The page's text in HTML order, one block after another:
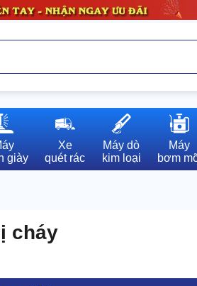
giày
Xe
quét rác
Máy dò
kim loại
Máy
bơm
cháy